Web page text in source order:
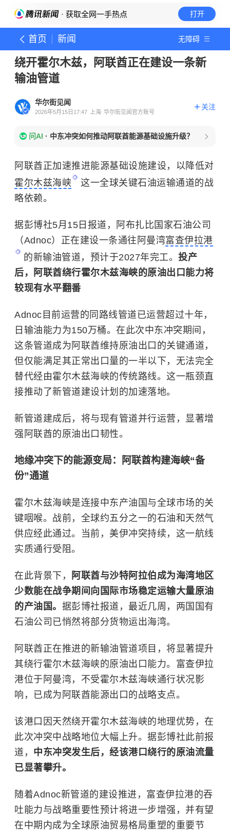
· 获取全网一手热点 打开
首页 新闻 无障碍
绕开霍尔木兹，阿联酋正在建设一条新
输油管道
华尔街见闻
2026年5月15日17:47 上海 华尔街见闻官方账号
关注
问AI · 中东冲突如何推动阿联酋能源基础设施升级？
阿联酋正加速推进能源基础设施建设，以降低对
霍尔木兹海峡
这一全球关键石油运输通道的战
略依赖。
据彭博社5月15日报道，阿布扎比国家石油公司
（Adnoc）正在建设一条通往阿曼湾富查伊拉港
的新输油管道，预计于2027年完工。 投产
后，阿联酋绕行霍尔木兹海峡的原油出口能力将
较现有水平翻番
Adnoc目前运营的同路线管道已运营超过十年，
日输油能力为150万桶。在此次中东冲突期间，
这条管道成为阿联酋维持原油出口的关键通道，
但仅能满足其正常出口量的一半以下，无法完全
替代经由霍尔木兹海峡的传统路线。这一瓶颈直
接推动了新管道建设计划的加速落地。
新管道建成后，将与现有管道并行运营，显著增
强阿联酋的原油出口韧性。
地缘冲突下的能源变局：阿联酋构建海峡“备
份”通道
霍尔木兹海峡是连接中东产油国与全球市场的关
键咽喉。战前，全球约五分之一的石油和天然气
供应经此通过。当前，美伊冲突持续，这一航线
实质通行受阻。
在此背景下，
阿联酋与沙特阿拉伯成为海湾地区
少数能在战争期间向国际市场稳定运输大量原油
的产油国。 据彭博社报道，最近几周，两国国有
石油公司已悄然将部分货物运出海湾。
阿联酋正在推进的新输油管道项目，将显著提升
其绕行霍尔木兹海峡的原油出口能力。富查伊拉
港位于阿曼湾，不受霍尔木兹海峡通行状况影
响，已成为阿联酋能源出口的战略支点。
该港口因天然绕开霍尔木兹海峡的地理优势，在
此次冲突中战略地位大幅上升。据彭博社此前报
道， 中东冲突发生后，经该港口绕行的原油流量
已显著攀升。
随着Adnoc新管道的建设推进，富查伊拉港的吞
吐能力与战略重要性预计将进一步增强，并有望
在中期内成为全球原油贸易格局重塑的重要节